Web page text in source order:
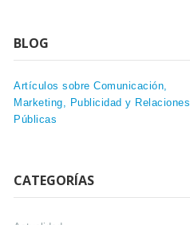
BLOG
Artículos sobre Comunicación,
Marketing, Publicidad y Relaciones
Públicas
CATEGORÍAS